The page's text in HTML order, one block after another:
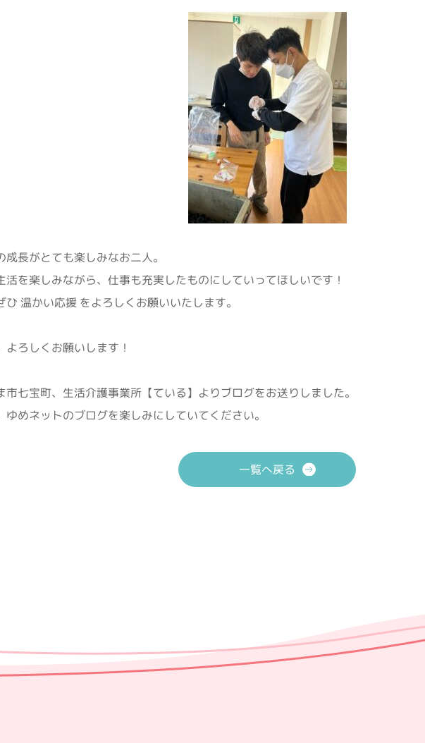
成長がとても楽しみなお二人。
活を楽しみながら、仕事も充実したものにしていってほしいです！
ひ 温かい応援 をよろしくお願いいたします。
よろしくお願いします！
市七宝町、生活介護事業所【ている】よりブログをお送りしました。
ゆめネットのブログを楽しみにしていてください。
一覧へ戻る